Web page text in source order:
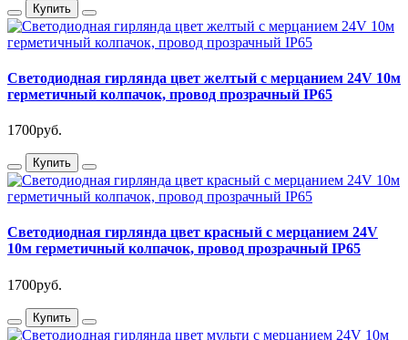
Купить
Светодиодная гирлянда цвет желтый с мерцанием 24V 10м
герметичный колпачок, провод прозрачный IP65
1700руб.
Купить
Светодиодная гирлянда цвет красный с мерцанием 24V
10м герметичный колпачок, провод прозрачный IP65
1700руб.
Купить